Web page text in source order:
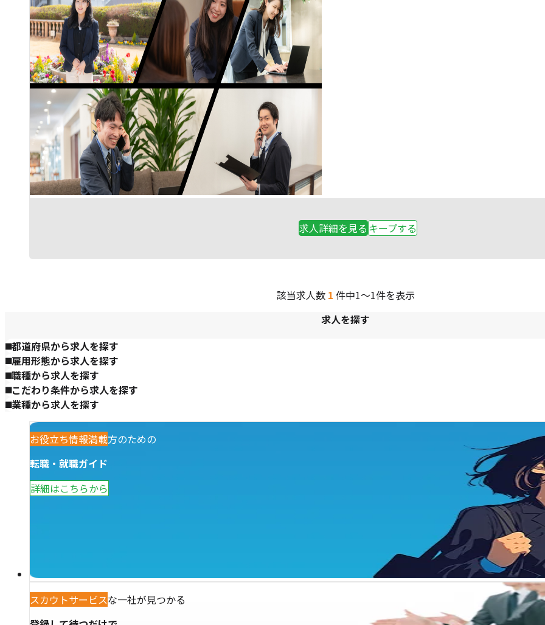
求人詳細を見る キープする
ペ
ー
該当求人数 1 件中1～1件を表示
求人を探す
都道府県から求人を探す
雇用形態から求人を探す
職種から求人を探す
こだわり条件から求人を探す
業種から求人を探す
観光業で働きたい方のための
転職・就職ガイド
詳細はこちらから
お役立ち情報満載
あなただけの特別な一社が見つかる
スカウトサービス